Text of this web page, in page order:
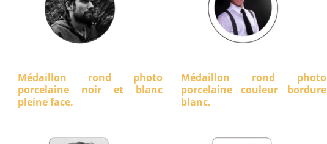
Médaillon rond photo
porcelaine noir et blanc
pleine face.
Médaillon rond photo
porcelaine couleur bordure
blanc.